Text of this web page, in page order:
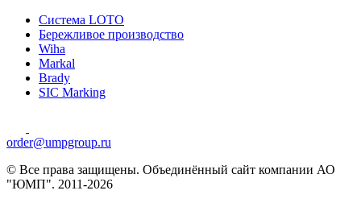
Система LOTO
Бережливое производство
Wiha
Markal
Brady
SIC Marking
order@umpgroup.ru
© Все права защищены. Объединённый сайт компании АО
"ЮМП". 2011-2026